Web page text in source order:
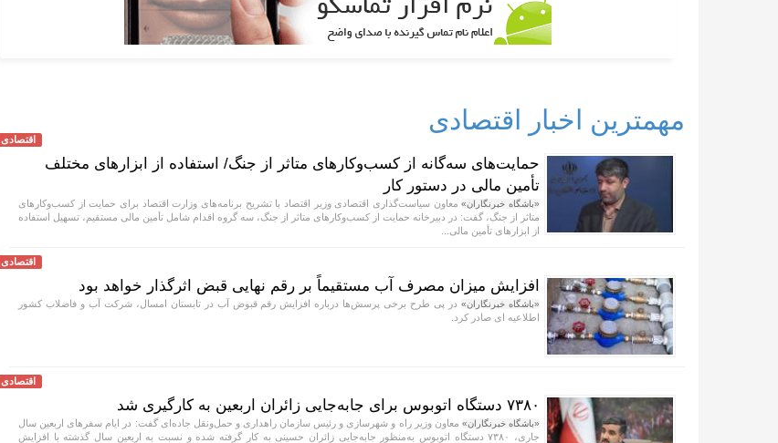
مهمترین اخبار اقتصادی
اقتصادی
حمایت‌های سه‌گانه از کسب‌وکارهای متاثر از جنگ/ استفاده از ابزارهای مختلف
تأمین مالی در دستور کار
«باشگاه خبرنگاران»معاون سیاست‌گذاری اقتصادی وزیر اقتصاد با تشریح برنامه‌های وزارت اقتصاد برای حمایت از کسب‌وکار‌های
متاثر از جنگ، گفت: در دبیرخانه حمایت از کسب‌وکار‌های متاثر از جنگ، سه گروه اقدام شامل تأمین مالی مستقیم، تسهیل استفاده
از ابزار‌های تأمین مالی...
اقتصادی
افزایش میزان مصرف آب مستقیماً بر رقم نهایی قبض اثرگذار خواهد بود
«باشگاه خبرنگاران»در پی طرح برخی پرسش‌ها درباره افزایش رقم قبوض آب در تابستان امسال، شرکت آب و فاضلاب کشور
اطلاعیه ای صادر کرد.
اقتصادی
۷۳۸۰ دستگاه اتوبوس برای جابه‌جایی زائران اربعین به کارگیری شد
«باشگاه خبرنگاران» معاون وزیر راه و شهرسازی و رئیس سازمان راهداری و حمل‌ونقل جاده‌ای گفت: در ایام سفرهای اربعین سال
جاری، ۷۳۸۰ دستگاه اتوبوس به‌منظور جابه‌جایی زائران حسینی به‌ کار گرفته شده و نسبت به اربعین سال گذشته با افزایش